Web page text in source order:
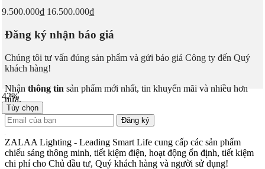
42%
Tùy chọn
9.500.000₫ 16.500.000₫
Đăng ký nhận báo giá
Chúng tôi tư vấn đúng sản phẩm và gửi báo giá Công ty đến Quý
khách hàng!
Nhận thông tin sản phẩm mới nhất, tin khuyến mãi và nhiều hơn
nữa.
Đăng ký
ZALAA Lighting - Leading Smart Life cung cấp các sản phẩm
chiếu sáng thông minh, tiết kiệm điện, hoạt động ổn định, tiết kiệm
chi phí cho Chủ đầu tư, Quý khách hàng và người sử dụng!